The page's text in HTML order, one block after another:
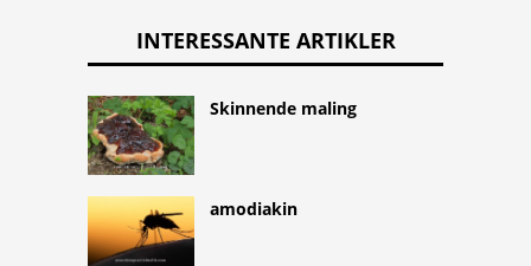
INTERESSANTE ARTIKLER
Skinnende maling
amodiakin